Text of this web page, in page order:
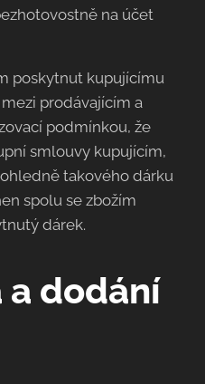
na účet
poskytnut kupujícímu
prodávajícím a
podmínkou, že
smlouvy kupujícím,
takového dárku
spolu se zbožím
dárek.
a dodání